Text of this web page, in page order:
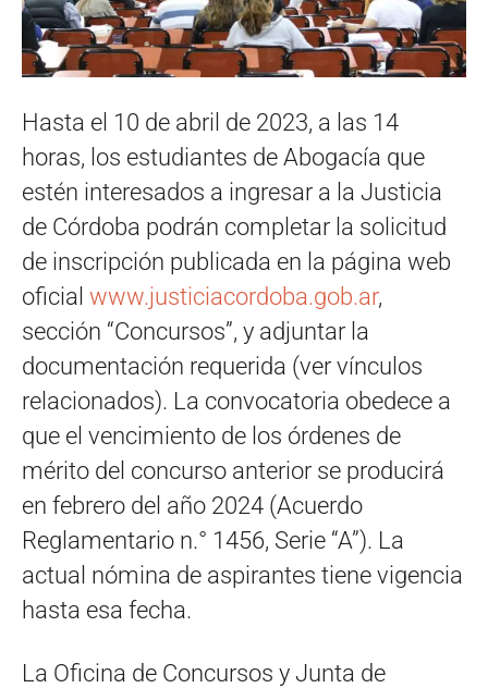
Hasta el 10 de abril de 2023, a las 14
horas, los estudiantes de Abogacía que
estén interesados a ingresar a la Justicia
de Córdoba podrán completar la solicitud
de inscripción publicada en la página web
oficial www.justiciacordoba.gob.ar,
sección “Concursos”, y adjuntar la
documentación requerida (ver vínculos
relacionados). La convocatoria obedece a
que el vencimiento de los órdenes de
mérito del concurso anterior se producirá
en febrero del año 2024 (Acuerdo
Reglamentario n.° 1456, Serie “A”). La
actual nómina de aspirantes tiene vigencia
hasta esa fecha.
La Oficina de Concursos y Junta de